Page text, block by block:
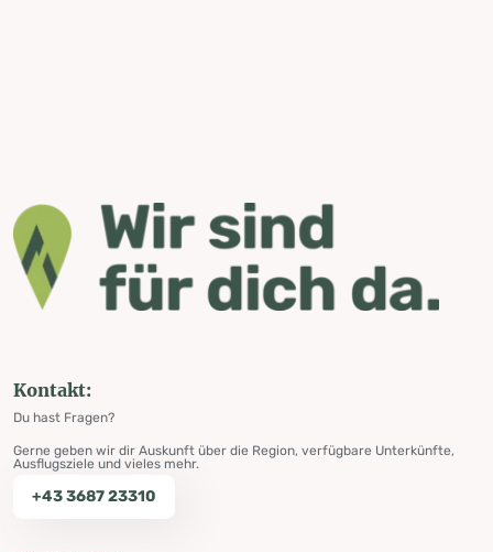
Kontakt:
Du hast Fragen?
Gerne geben wir dir Auskunft über die Region, verfügbare Unterkünfte,
Ausflugsziele und vieles mehr.
+43 3687 23310